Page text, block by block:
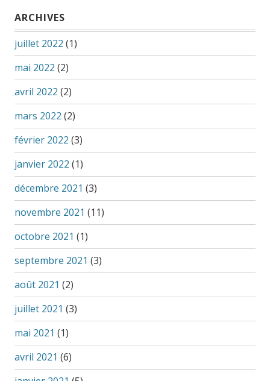
ARCHIVES
juillet 2022 (1)
mai 2022 (2)
avril 2022 (2)
mars 2022 (2)
février 2022 (3)
janvier 2022 (1)
décembre 2021 (3)
novembre 2021 (11)
octobre 2021 (1)
septembre 2021 (3)
août 2021 (2)
juillet 2021 (3)
mai 2021 (1)
avril 2021 (6)